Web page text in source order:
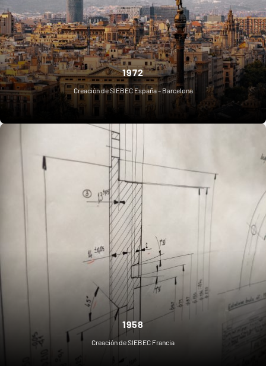
1972
Creación de SIEBEC España – Barcelona
1958
Creación de SIEBEC Francia